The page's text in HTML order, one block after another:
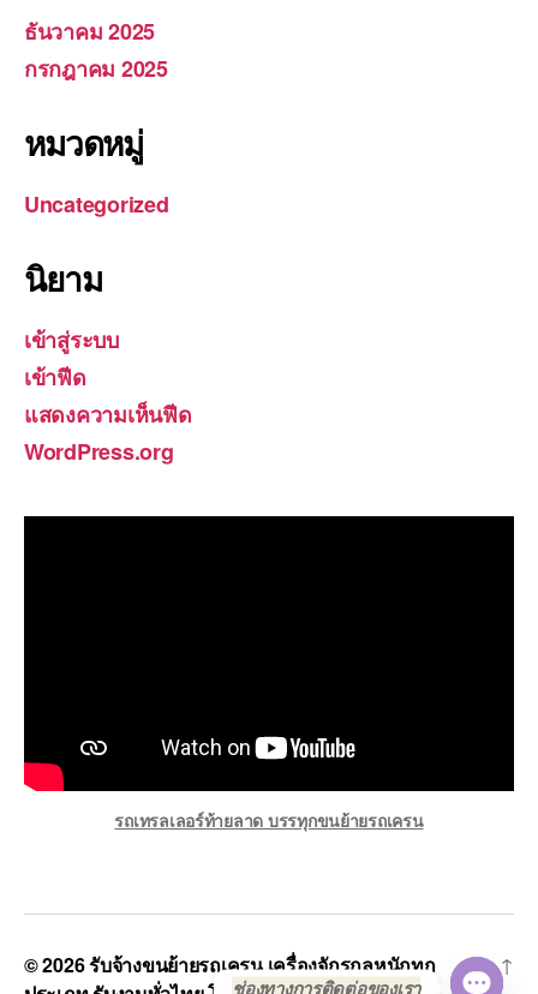
ธันวาคม 2025
กรกฎาคม 2025
หมวดหมู่
Uncategorized
นิยาม
เข้าสู่ระบบ
เข้าฟีด
แสดงความเห็นฟีด
WordPress.org
รถเทรลเลอร์ท้ายลาด บรรทุกขนย้ายรถเครน
© 2026รับจ้างขนย้ายรถเครน เครื่องจักรกลหนักทุก
Up↑
ช่องทางการติดต่อของเรา